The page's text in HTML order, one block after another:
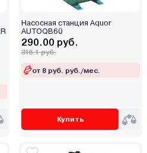
Насосная станция Aquor
AUTOQB60
290.00 руб.
316.1 руб.
от 8 руб. руб./мес.
Купить